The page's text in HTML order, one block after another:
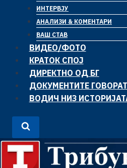
ИНТЕРВЈУ
АНАЛИЗИ & КОМЕНТАРИ
ВАШ СТАВ
ВИДЕО/ФОТО
КРАТОК СПОЈ
ДИРЕКТНО ОД БГ
ДОКУМЕНТИТЕ ГОВОРАТ
ВОДИЧ НИЗ